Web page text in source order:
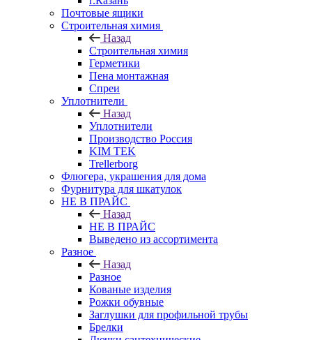
Почтовые ящики
Строительная химия
Назад
Строительная химия
Герметики
Пена монтажная
Спреи
Уплотнители
Назад
Уплотнители
Производство Россия
KIM TEK
Trellerborg
Флюгера, украшения для дома
Фурнитура для шкатулок
НЕ В ПРАЙС
Назад
НЕ В ПРАЙС
Выведено из ассортимента
Разное
Назад
Разное
Кованые изделия
Рожки обувные
Заглушки для профильной трубы
Брелки